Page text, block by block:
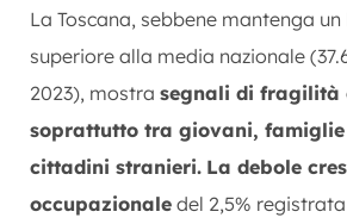
La Toscana, sebbene mantenga
superiore alla media nazionale
2023), mostra segnali di fragilità
soprattutto tra giovani, famiglie
cittadini stranieri. La debole
occupazionale del 2,5%